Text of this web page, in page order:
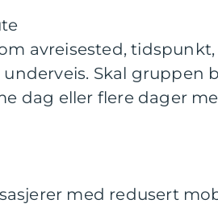
avreisested,
Skal gruppen
dag eller flere dager
med redusert